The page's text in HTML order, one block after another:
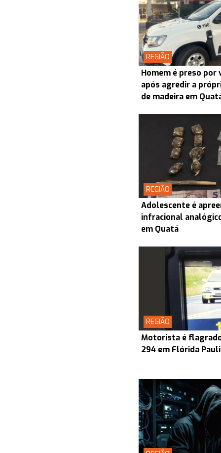
REGIÃO
Homem é preso
após agredir a
de madeira em
REGIÃO
Adolescente é
infracional
em Quatá
REGIÃO
Motorista é
294 em Flórida